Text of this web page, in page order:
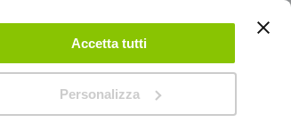
Accetta tutti
Personalizza
ACCEDI CREA UN ACCOUNT CONTATTACI